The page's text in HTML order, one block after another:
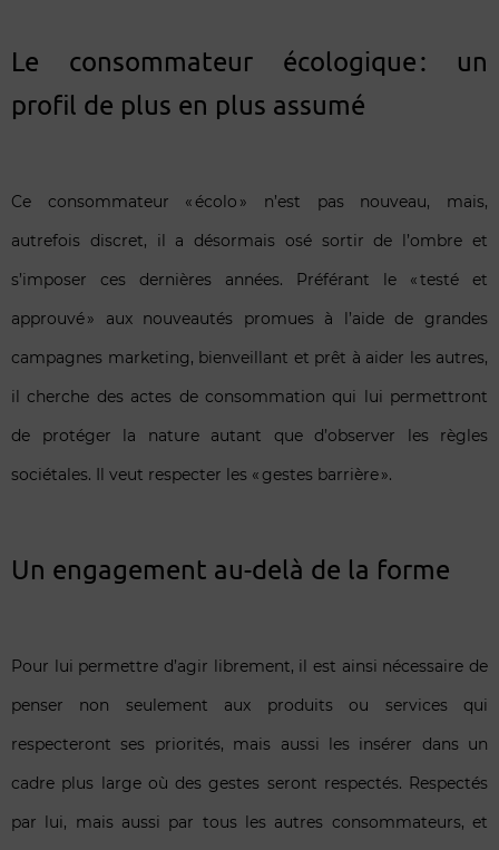
Le consommateur écologique : un
profil de plus en plus assumé
Ce consommateur « écolo » n’est pas nouveau, mais,
autrefois discret, il a désormais osé sortir de l’ombre et
s’imposer ces dernières années. Préférant le « testé et
approuvé » aux nouveautés promues à l’aide de grandes
campagnes marketing, bienveillant et prêt à aider les autres,
il cherche des actes de consommation qui lui permettront
de protéger la nature autant que d’observer les règles
sociétales. Il veut respecter les « gestes barrière ».
Un engagement au-delà de la forme
Pour lui permettre d’agir librement, il est ainsi nécessaire de
penser non seulement aux produits ou services qui
respecteront ses priorités, mais aussi les insérer dans un
cadre plus large où des gestes seront respectés. Respectés
par lui, mais aussi par tous les autres consommateurs, et